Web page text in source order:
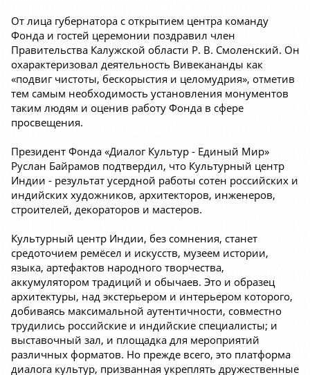
От лица губернатора с открытием центра команду
Фонда и гостей церемонии поздравил член
Правительства Калужской области Р. В. Смоленский. Он
охарактеризовал деятельность Вивекананды как
«подвиг чистоты, бескорыстия и целомудрия», отметив
тем самым необходимость установления монументов
таким людям и оценив работу Фонда в сфере
просвещения.
Президент Фонда «Диалог Культур - Единый Мир»
Руслан Байрамов подтвердил, что Культурный центр
Индии - результат усердной работы сотен российских и
индийских художников, архитекторов, инженеров,
строителей, декораторов и мастеров.
Культурный центр Индии, без сомнения, станет
средоточием ремёсел и искусств, музеем истории,
языка, артефактов народного творчества,
аккумулятором традиций и обычаев. Это и образец
архитектуры, над экстерьером и интерьером которого,
добиваясь максимальной аутентичности, совместно
трудились российские и индийские специалисты; и
выставочный зал, и площадка для мероприятий
различных форматов. Но прежде всего, это платформа
диалога культур, призванная укреплять дружественные